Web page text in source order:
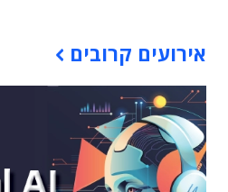
אירועים קרובים